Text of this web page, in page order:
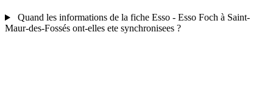
Quand les informations de la fiche Esso - Esso Foch à Saint-
Maur-des-Fossés ont-elles ete synchronisees ?